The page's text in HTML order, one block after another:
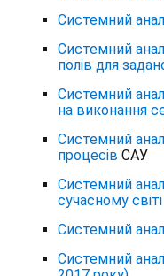
Системний
Системний
полів для
Системний
на виконання
Системний
процесів САУ
Системний
сучасному світі
Системний
Системний